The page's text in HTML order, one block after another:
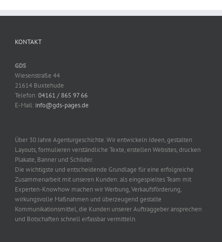
KONTAKT
GDS
Wiesenstraße 44
21614 Buxtehude
Telefon:04161 / 865 97 66
E-Mail: info@gds-pages.de
Über 30 Jahre Agenturgeschichte. Wir entwickeln Ideen, gestalten
Layouts, formulieren verständliche Texte, erstellen Websites, drucken
Plakate, Banner und Schilder.
Die wichtigste und entscheidende Grundlage für eine erfolgreiche
Zusammenarbeit mit unseren Kunden: als eingespieltes Team mit
Experten-Knowhow machen wir Werbung, Verkaufsförderung,
wirkungsvolle Maßnahmen und überzeugend gestalte
Kommunikationsmittel, die Kunden unserer Auftraggeber ansprechen
und Botschaften schnell erfassbar vermitteln.